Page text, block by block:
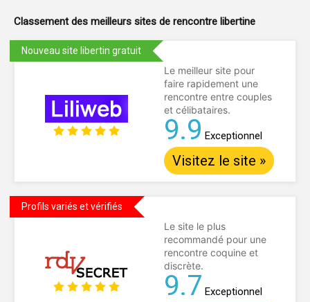
Classement des meilleurs sites de rencontre libertine
Nouveau site libertin gratuit
Le meilleur site pour
faire rapidement une
rencontre entre couples
et célibataires.
9.9 Exceptionnel
Visitez le site »
Profils variés et vérifiés
Le site le plus
recommandé pour une
rencontre coquine et
discrète.
9.7 Exceptionnel